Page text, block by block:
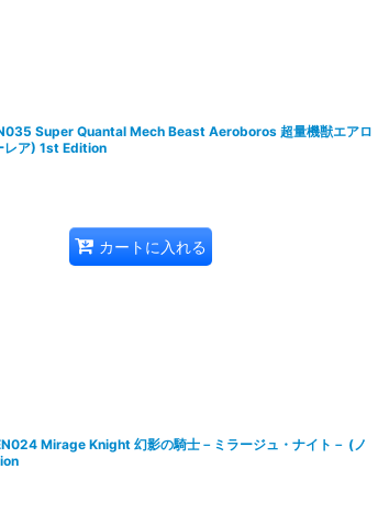
Super Quantal Mech Beast Aeroboros 超量機獣エアロ
レア) 1st Edition
カートに入れる
Mirage Knight 幻影の騎士－ミラージュ・ナイト－ (ノ